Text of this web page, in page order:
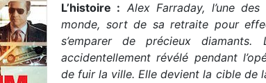
L’histoire : Alex Farraday, l’une
monde, sort de sa retraite pour
s’emparer de précieux
accidentellement révélé pendant
de fuir la ville. Elle devient la cible de